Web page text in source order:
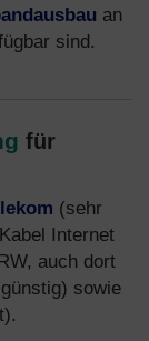
an
sind.
für
(sehr
Internet
auch dort
sowie